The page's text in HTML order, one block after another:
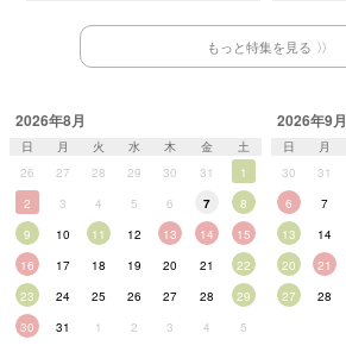
もっと特集を見る
2026年8月
日 月 火 水 木 金
土
26
27 28 29 30 31
1
2
3 4 5 6 7
8
9
10 11 12 13 14
15
16
17 18 19 20 21
22
23
24 25 26 27 28
29
30
31 1 2 3 4 5
2026年9月
日 月
30
31
6
7
13
14
20
21
27
28